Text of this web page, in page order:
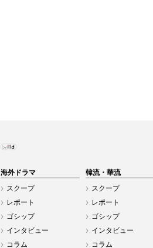
海外ドラマ
スクープ
レポート
ゴシップ
インタビュー
コラム
韓流・華流
スクープ
レポート
ゴシップ
インタビュー
コラム